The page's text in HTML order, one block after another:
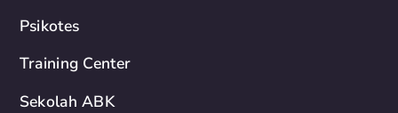
Psikotes
Training Center
Sekolah ABK